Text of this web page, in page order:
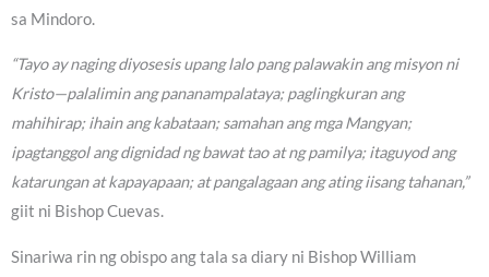
sa Mindoro.
“Tayo ay naging diyosesis upang lalo pang palawakin ang misyon ni
Kristo—palalimin ang pananampalataya; paglingkuran ang
mahihirap; ihain ang kabataan; samahan ang mga Mangyan;
ipagtanggol ang dignidad ng bawat tao at ng pamilya; itaguyod ang
katarungan at kapayapaan; at pangalagaan ang ating iisang tahanan,”
giit ni Bishop Cuevas.
Sinariwa rin ng obispo ang tala sa diary ni Bishop William